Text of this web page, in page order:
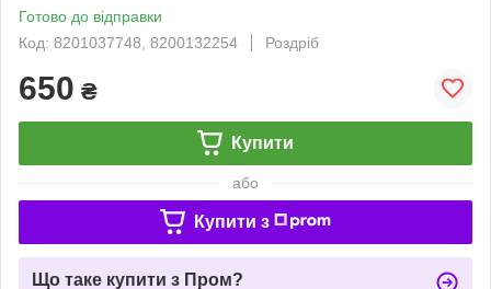
Готово до відправки
Код: 8201037748, 8200132254
Роздріб
650 ₴
Купити
або
Купити з
Що таке купити з Пром?